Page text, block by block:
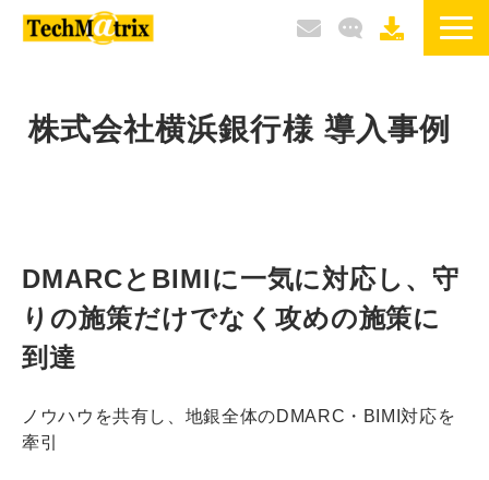
選ばれる理由
ブログ
イベント / セミナー
株式会社横浜銀行様 導入事例
DMARCとBIMIに一気に対応し、守
りの施策だけでなく攻めの施策に
到達
ノウハウを共有し、地銀全体のDMARC・BIMI対応を
牽引